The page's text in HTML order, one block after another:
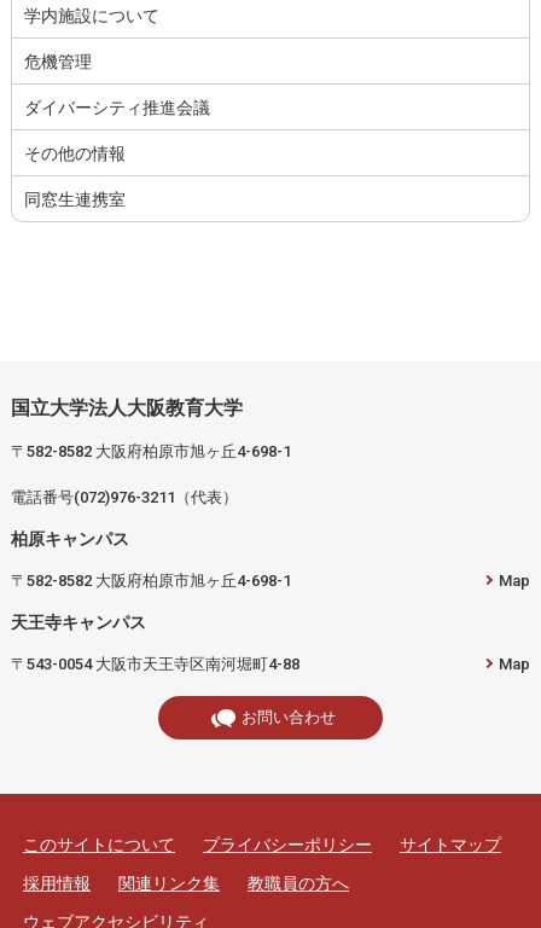
学内施設について
危機管理
ダイバーシティ推進会議
その他の情報
同窓生連携室
国立大学法人大阪教育大学
〒582-8582 大阪府柏原市旭ヶ丘4-698-1
電話番号(072)976-3211（代表）
柏原キャンパス
〒582-8582 大阪府柏原市旭ヶ丘4-698-1 Map
天王寺キャンパス
〒543-0054 大阪市天王寺区南河堀町4-88 Map
お問い合わせ
このサイトについて プライバシーポリシー
サイトマップ
採用情報
関連リンク集
教職員の方へ
ウェブアクセシビリティ